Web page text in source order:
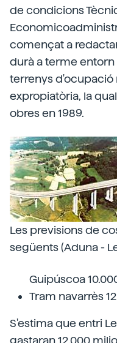
de condicions
començat a
durà a terme entorn
terrenys d'ocupació
expropiatòria, la
obres en 1989.
Les previsions de
següents (Aduna -
Guipúscoa
Tram navarrès
S'estima que entri
gastaran 12.000